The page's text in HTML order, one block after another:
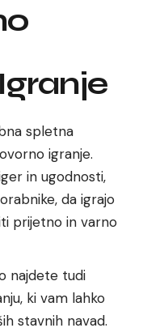
spletna
igranje.
in ugodnosti,
da igrajo
prijetno in varno
najdete tudi
ki vam lahko
stavnih navad.